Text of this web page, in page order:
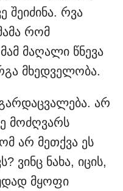
შეიძინა. რვა
რომ
მაღალი წნევა
მხედველობა.
არ
მოძღვარს
არ მეთქვა ეს
ვინც ნახა, იცის,
მყოფი